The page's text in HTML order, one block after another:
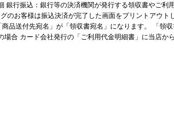
行振込：銀行等の決済機関が発行する領収書やご
のお客様は振込決済が完了した画面をプリントアウ
品送付先宛名」が「領収書宛名」になります。 「領
合 カード会社発行の「ご利用代金明細書」に当店か